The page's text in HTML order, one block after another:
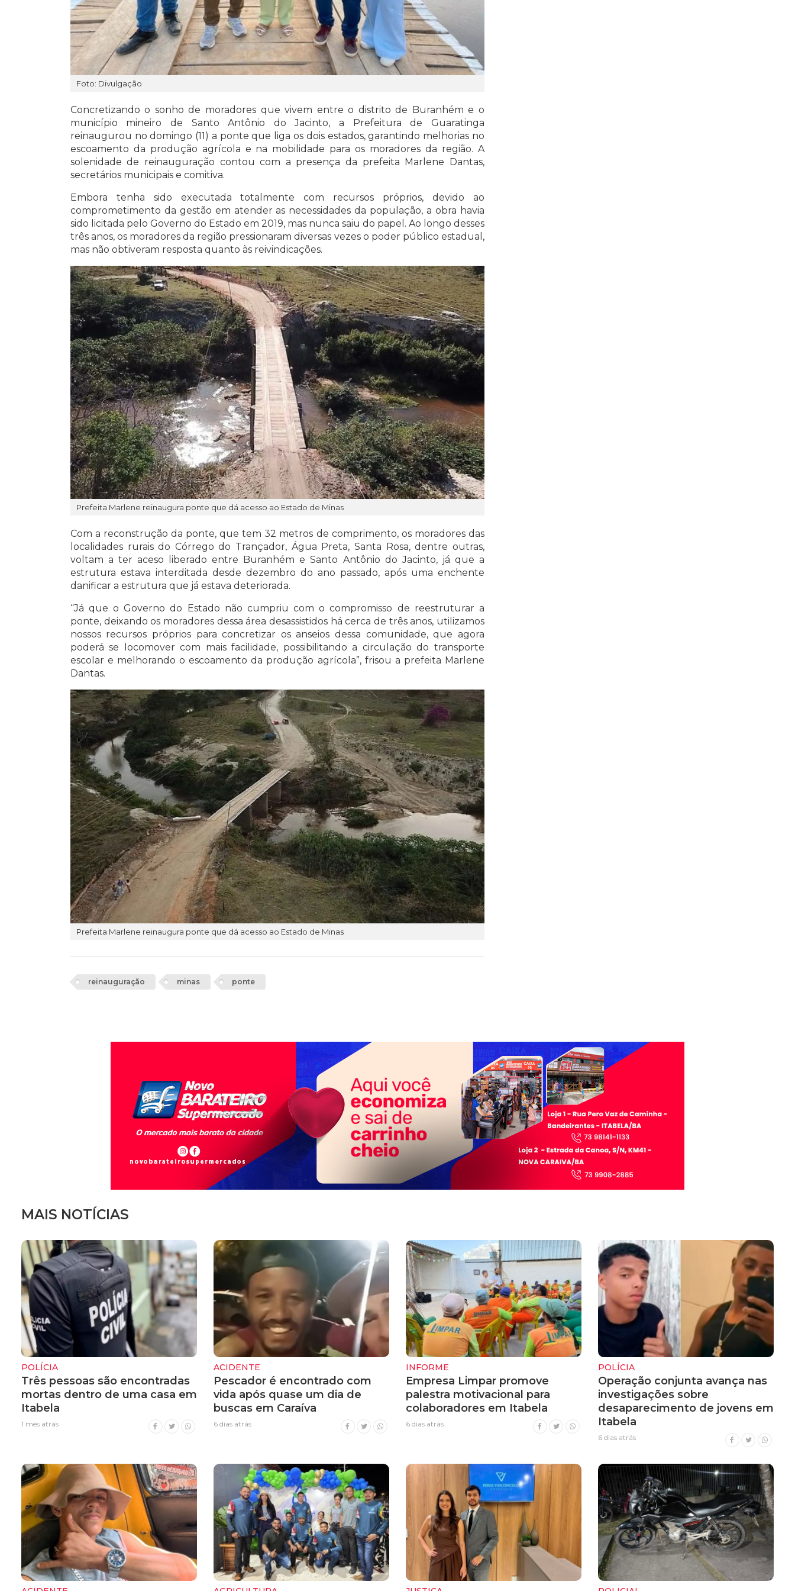
Foto: Divulgação
Concretizando o sonho de moradores que vivem entre o distrito de Buranhém e o
município mineiro de Santo Antônio do Jacinto, a Prefeitura de Guaratinga
reinaugurou no domingo (11) a ponte que liga os dois estados, garantindo melhorias no
escoamento da produção agrícola e na mobilidade para os moradores da região. A
solenidade de reinauguração contou com a presença da prefeita Marlene Dantas,
secretários municipais e comitiva.
Embora tenha sido executada totalmente com recursos próprios, devido ao
comprometimento da gestão em atender as necessidades da população, a obra havia
sido licitada pelo Governo do Estado em 2019, mas nunca saiu do papel. Ao longo desses
três anos, os moradores da região pressionaram diversas vezes o poder público estadual,
mas não obtiveram resposta quanto às reivindicações.
Prefeita Marlene reinaugura ponte que dá acesso ao Estado de Minas
Com a reconstrução da ponte, que tem 32 metros de comprimento, os moradores das
localidades rurais do Córrego do Trançador, Água Preta, Santa Rosa, dentre outras,
voltam a ter aceso liberado entre Buranhém e Santo Antônio do Jacinto, já que a
estrutura estava interditada desde dezembro do ano passado, após uma enchente
danificar a estrutura que já estava deteriorada.
“Já que o Governo do Estado não cumpriu com o compromisso de reestruturar a
ponte, deixando os moradores dessa área desassistidos há cerca de três anos, utilizamos
nossos recursos próprios para concretizar os anseios dessa comunidade, que agora
poderá se locomover com mais facilidade, possibilitando a circulação do transporte
escolar e melhorando o escoamento da produção agrícola”, frisou a prefeita Marlene
Dantas.
Prefeita Marlene reinaugura ponte que dá acesso ao Estado de Minas
reinauguração minas ponte
MAIS NOTÍCIAS
POLÍCIA
Três pessoas são encontradas
mortas dentro de uma casa em
Itabela
1 mês atrás
ACIDENTE
Pescador é encontrado com
vida após quase um dia de
buscas em Caraíva
6 dias atrás
INFORME
Empresa Limpar promove
palestra motivacional para
colaboradores em Itabela
6 dias atrás
POLÍCIA
Operação conjunta avança nas
investigações sobre
desaparecimento de jovens em
Itabela
6 dias atrás